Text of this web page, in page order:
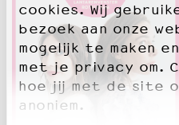
cookies. Wij
bezoek aan onze
mogelijk te maken
met je privacy om.
hoe jij met de site
anoniem.